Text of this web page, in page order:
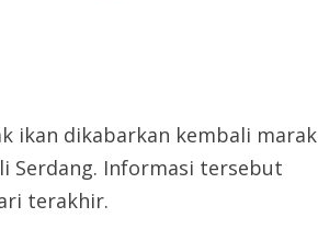
ikan dikabarkan kembali marak
Serdang. Informasi tersebut
terakhir.